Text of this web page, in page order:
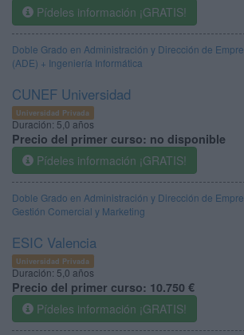
Pídeles información ¡GRATIS!
Doble Grado en Administración y Dirección de
(ADE) + Ingeniería Informática
CUNEF Universidad
Universidad Privada
Duración:5,0 años
Precio del primer curso: no disponible
Pídeles información ¡GRATIS!
Doble Grado en Administración y Dirección de
Gestión Comercial y Marketing
ESIC Valencia
Universidad Privada
Duración:5,0 años
Precio del primer curso: 10.750 €
Pídeles información ¡GRATIS!